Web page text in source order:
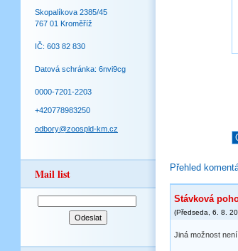
Přehled
Stávková
(Předseda 6. 8.
Jiná možnost není
Skopalíkova 2385/45
767 01 Kroměříž
IČ: 603 82 830
Datová schránka: 6nvi9cg
0000-7201-2203
+420778983250
odbory@zoospld-km.cz
Mail list